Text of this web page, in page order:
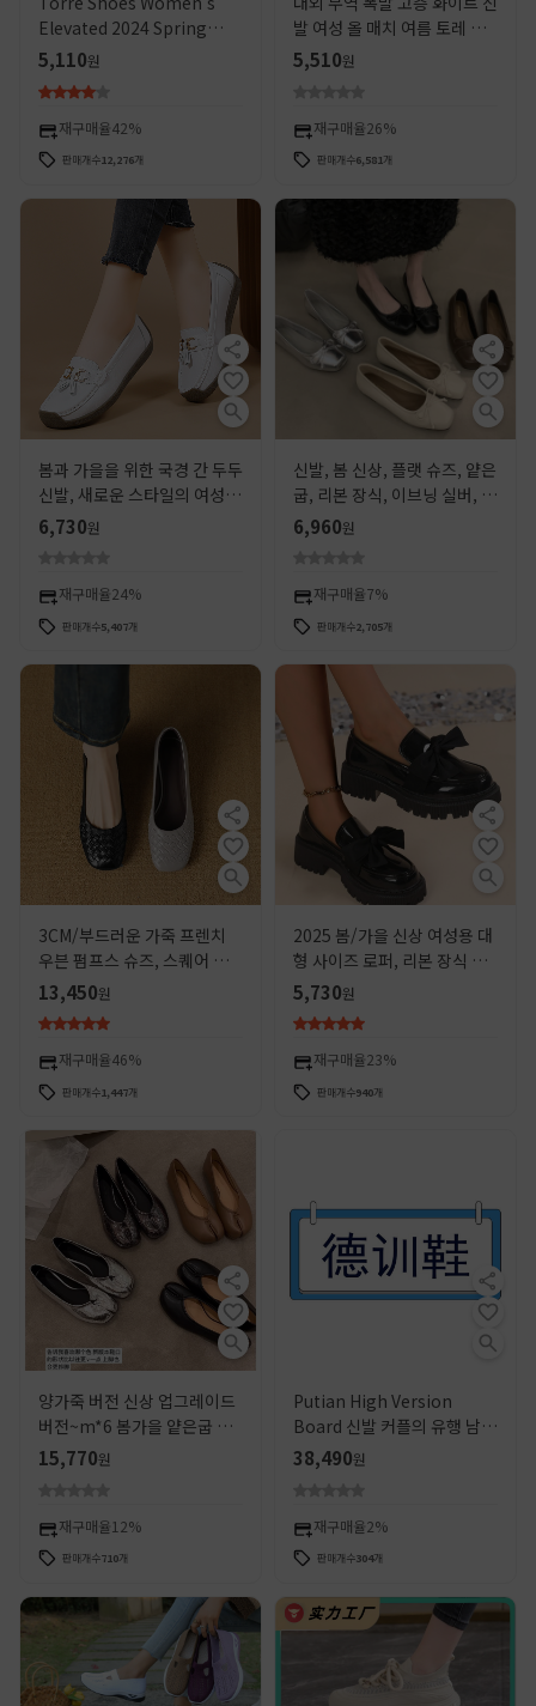
Elevated 2024 Spring
New All-match Small
Showy High Thick
Bottom Street 운동화 여성
5,110원
재구매율42%
판매개수12,276개
발 여성 올 매치 여름 토레 신
발 통기성 캐주얼 봄과 가을 운
동화
5,510원
재구매율26%
판매개수6,581개
봄과 가을을 위한 국경 간 두두
신발, 새로운 스타일의 여성용
얕은 입 어머니 신발, 미끄럼
방지 슬립온, 부드러운 밑창,
신발
6,730원
재구매율24%
판매개수5,407개
신발, 봄 신상, 플랫 슈즈, 얕은
굽, 리본 장식, 이브닝 실버, 프
렌치 스타일, 여성용, 2024 프
렌치 스타일
6,960원
재구매율7%
판매개수2,705개
3CM/부드러운 가죽 프렌치
우븐 펌프스 슈즈, 스퀘어 토
비니 슈즈, 미드힐 소프트솔
여성화, 두꺼운 굽 통근 엄마
신발
13,450원
재구매율46%
판매개수1,447개
2025 봄/가을 신상 여성용 대
형 사이즈 로퍼, 리본 장식 두
꺼운 밑창 가죽 신발, 레트로
스타일 로퍼, 여성용 로퍼 재
고 있음
5,730원
재구매율23%
판매개수940개
양가죽 버전 신상 업그레이드
버전~m*6 봄가을 얕은굽 가
죽 플랫 토슈즈 여성용 발레슈
즈 돼지발굽 슈즈
15,770원
재구매율 12%
판매개수710개
Putian High Version
Board 신발 커플의 유행 남성
과 여성의 경량 올 매치 레트로
스포츠 캐주얼 보드 신발
38,490원
재구매율2%
판매개수304개